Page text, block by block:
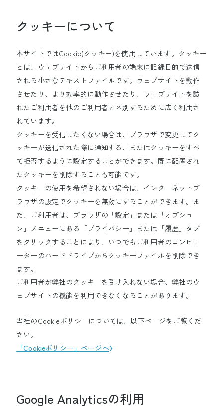
クッキーについて
本サイトではCookie(クッキー)を使用しています。クッキー
とは、ウェブサイトからご利用者の端末に記録目的で送信
される小さなテキストファイルです。ウェブサイトを動作
させたり、より効率的に動作させたり、ウェブサイトを訪
れたご利用者を他のご利用者と区別するために広く利用さ
れています。
クッキーを受信したくない場合は、ブラウザで変更してク
ッキーが送信された際に通知する、またはクッキーをすべ
て拒否するように設定することができます。既に配置され
たクッキーを削除することも可能です。
クッキーの使用を希望されない場合は、インターネットブ
ラウザの設定でクッキーを無効にすることができます。ま
た、ご利用者は、ブラウザの「設定」または「オプショ
ン」メニューにある「プライバシー」または「履歴」タブ
をクリックすることにより、いつでもご利用者のコンピュ
ーターのハードドライブからクッキーファイルを削除でき
ます。
ご利用者が弊社のクッキーを受け入れない場合、弊社のウ
ェブサイトの機能を利用できなくなることがあります。
当社のCookieポリシーについては、以下ページをご覧くだ
さい。
「Cookieポリシー」ページへ
Google Analyticsの利用